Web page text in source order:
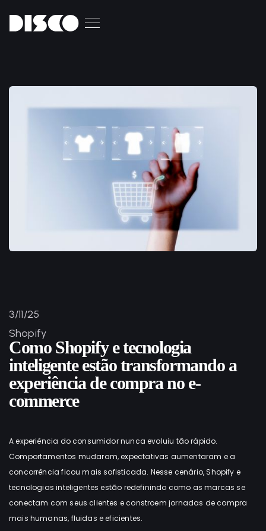
3/11/25
Shopify
Como Shopify e tecnologia
inteligente estão transformando a
experiência de compra no e-
commerce
A experiência do consumidor nunca evoluiu tão rápido.
Comportamentos mudaram, expectativas aumentaram e a
concorrência ficou mais sofisticada. Nesse cenário, Shopify e
tecnologias inteligentes estão redefinindo como as marcas se
conectam com seus clientes e constroem jornadas de compra
mais humanas, fluidas e eficientes.